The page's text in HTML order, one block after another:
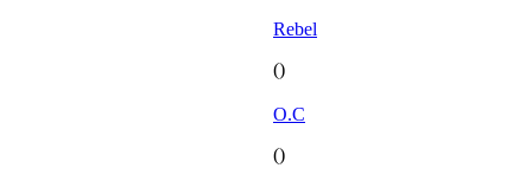
Rebel
()
O.C
()